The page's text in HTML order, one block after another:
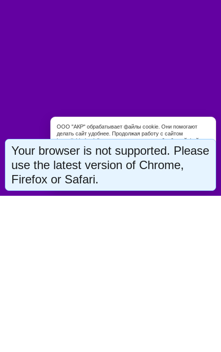
ООО "АКР" обрабатывает файлы cookie. Они помогают
делать сайт удобнее. Продолжая работу с сайтом
https://shkolamisli.ru, вы соглашаетесь с обработкой файлов
cookie. Вы можете запретить обработку некоторых типов
cookie в настройках браузера либо на странице
«Уведомление об использовании файлов cookie».
Согласен
Your browser is not supported. Please
use the latest version of Chrome,
Firefox or Safari.